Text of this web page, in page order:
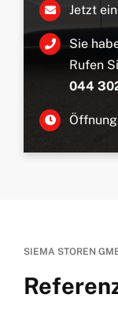
Jetzt
Sie
Rufen
044
SIEMA STOREN